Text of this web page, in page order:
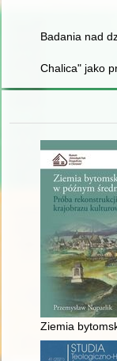
Badania nad
Chalica" jako
Ziemia